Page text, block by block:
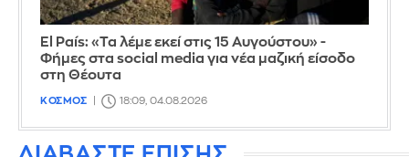
El País: «Τα λέμε εκεί στις 15 Αυγούστου» -
Φήμες στα social media για νέα μαζική είσοδο
στη Θέουτα
ΚΟΣΜΟΣ 18:09, 04.08.2026